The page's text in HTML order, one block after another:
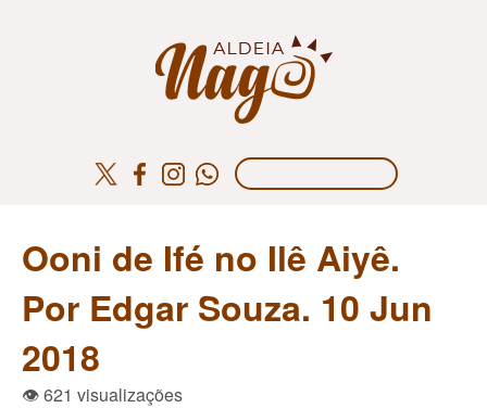
Ooni de Ifé no Ilê Aiyê.
Por Edgar Souza. 10 Jun
2018
👁 621 visualizações